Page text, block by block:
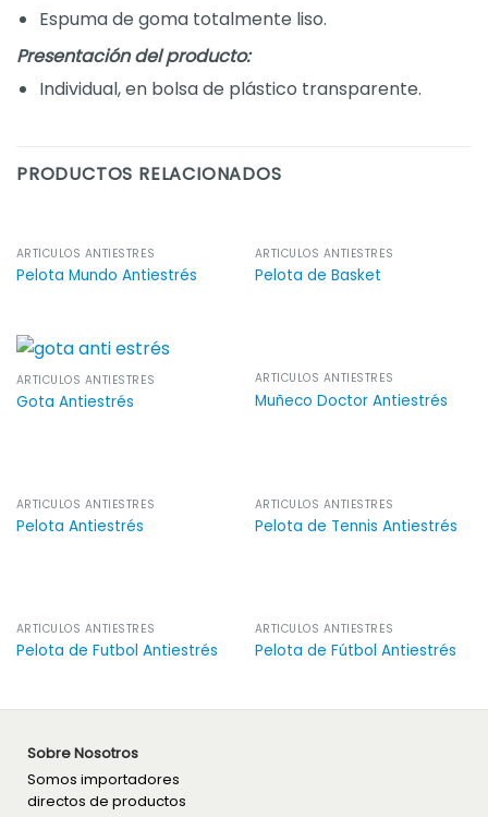
Espuma de goma totalmente liso.
Presentación del producto:
Individual, en bolsa de plástico transparente.
PRODUCTOS RELACIONADOS
ARTÍCULOS ANTIESTRÉS
Pelota Mundo Antiestrés
ARTÍCULOS ANTIESTRÉS
Pelota de Basket
ARTÍCULOS ANTIESTRÉS
Gota Antiestrés
ARTÍCULOS ANTIESTRÉS
Muñeco Doctor Antiestrés
ARTÍCULOS ANTIESTRÉS
Pelota Antiestrés
ARTÍCULOS ANTIESTRÉS
Pelota de Tennis Antiestrés
ARTÍCULOS ANTIESTRÉS
Pelota de Futbol Antiestrés
ARTÍCULOS ANTIESTRÉS
Pelota de Fútbol Antiestrés
Sobre Nosotros
Somos importadores
directos de productos